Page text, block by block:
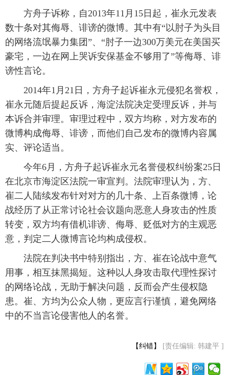
方舟子诉称，自2013年11月15日起，崔永元发表
数十条对其侮辱、诽谤的微博。其中有“以肘子为头目
的网络流氓暴力集团”、“肘子一边300万美元在美国买
豪宅，一边在网上哭诉安保基金不够用了”等侮辱、诽
谤性言论。
2014年1月21日，方舟子起诉崔永元侵犯名誉权，
崔永元随后提起反诉，海淀法院决定受理反诉，并与
本诉合并审理。审理过程中，双方均称，对方发布的
微博构成侮辱、诽谤，而他们自己发布的微博内容属
实、评论适当。
今年6月，方舟子起诉崔永元名誉侵权纠纷案25日
在北京市海淀区法院一审宣判。法院审理认为，方、
崔二人陆续发布针对对方的几十条、上百条微博，论
战经历了从正常讨论社会议题向恶意人身攻击的性质
转变，双方均有借机诽谤、侮辱、贬低对方的主观恶
意，判定二人微博言论均构成侵权。
法院在判决书中特别指出，方、崔在论战中意气
用事，相互抹黑揭短。这种以人身攻击取代理性探讨
的网络论战，无助于解决问题，反而会产生侵权隐
患。崔、方均为公众人物，更应言行谨慎，避免网络
中的不当言论侵害他人的名誉。
【纠错】 [责任编辑: 韩建平 ]